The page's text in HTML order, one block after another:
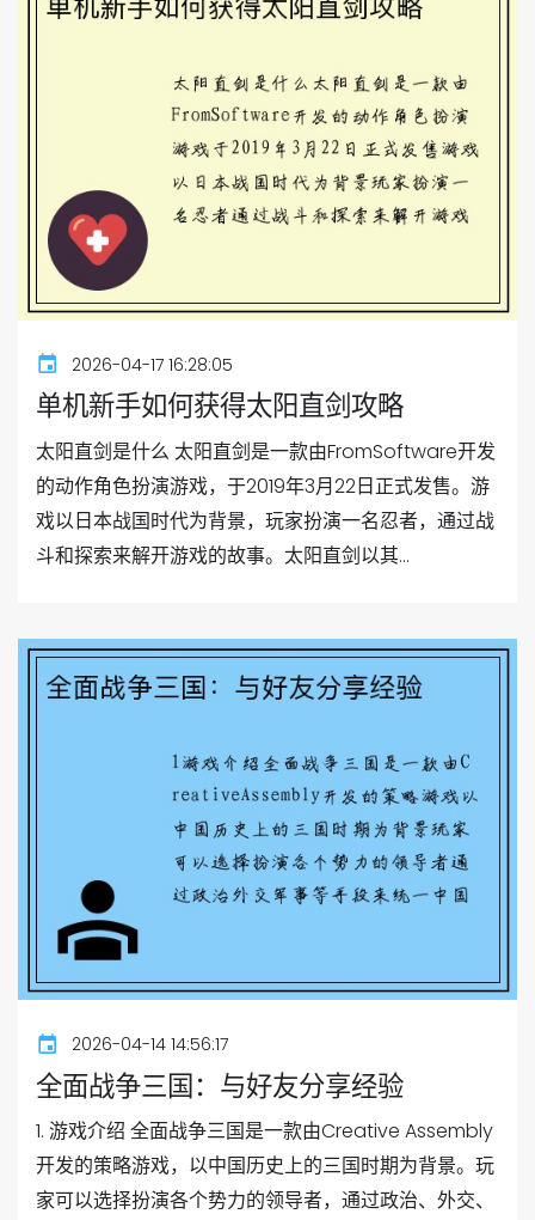
2026-04-17 16:28:05
单机新手如何获得太阳直剑攻略
太阳直剑是什么 太阳直剑是一款由FromSoftware开发
的动作角色扮演游戏，于2019年3月22日正式发售。游
戏以日本战国时代为背景，玩家扮演一名忍者，通过战
斗和探索来解开游戏的故事。太阳直剑以其...
2026-04-14 14:56:17
全面战争三国：与好友分享经验
1. 游戏介绍 全面战争三国是一款由Creative Assembly
开发的策略游戏，以中国历史上的三国时期为背景。玩
家可以选择扮演各个势力的领导者，通过政治、外交、